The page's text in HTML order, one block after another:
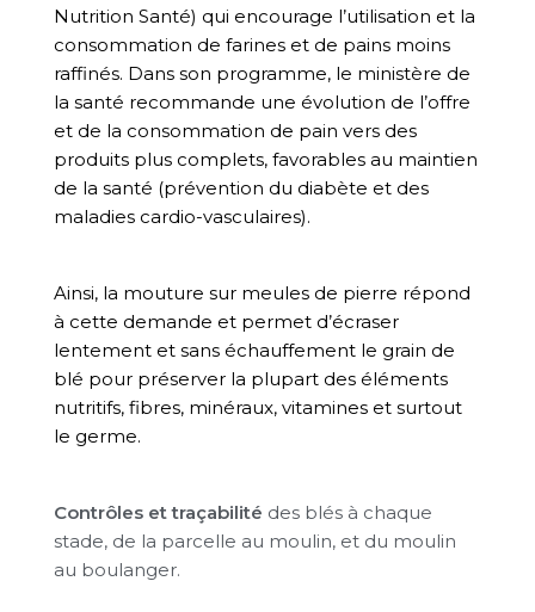
Nutrition Santé) qui encourage l’utilisation et la
consommation de farines et de pains moins
raffinés. Dans son programme, le ministère de
la santé recommande une évolution de l’offre
et de la consommation de pain vers des
produits plus complets, favorables au maintien
de la santé (prévention du diabète et des
maladies cardio-vasculaires).
Ainsi, la mouture sur meules de pierre répond
à cette demande et permet d’écraser
lentement et sans échauffement le grain de
blé pour préserver la plupart des éléments
nutritifs, fibres, minéraux, vitamines et surtout
le germe.
Contrôles et traçabilité des blés à chaque
stade, de la parcelle au moulin, et du moulin
au boulanger.